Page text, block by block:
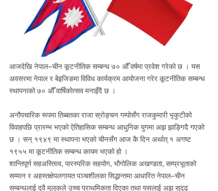
आजदेखि नेपाल–चीन कूटनीतिक सम्बन्ध ७० औँ वर्षमा प्रवेश गरेको छ । यस
अवसरमा नेपाल र बेइजिङमा विविध कार्यक्रम आयोजना गरेर कूटनीतिक सम्बन्ध
स्थापनाको ७० औँ वार्षिकोत्सव मनाइँदै छ ।
अनौपचारिक रूपमा तिब्बतका राजा स्रोङ्चन गम्पोसँग राजकुमारी भृकुटीको
विवाहपछि प्रारम्भ भएको ऐतिहासिक सम्बन्ध आधुनिक युगमा अझ झाङ्गिदै गएको
छ । सन् १९४९ मा स्थापना भएको चीनसँग आज कै दिन अर्थात् १ अगष्ट
१९५५ मा कूटनीतिक सम्बन्ध कायम भएको हो ।
शान्तिपूर्ण सहअस्तित्व, पारस्परिक सहयोग, भौगोलिक अखण्डता, सम्प्रभूताको
सम्मान र अहस्तक्षेपलगायत पञ्चशीलका सिद्धान्तमा आधारित नेपाल–चीन
सम्बन्धलाई दुवै मुलुकले उच्च प्राथमिकता दिएका तथा यसलाई अझ सुदृढ